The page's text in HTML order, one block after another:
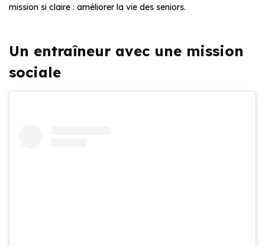
mission si claire : améliorer la vie des seniors.
Un entraîneur avec une mission
sociale